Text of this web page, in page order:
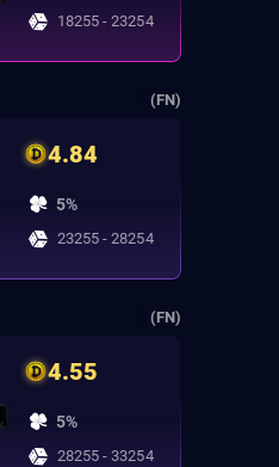
18255 - 23254
(FN)
4.84
5%
23255 - 28254
(FN)
4.55
5%
28255 - 33254